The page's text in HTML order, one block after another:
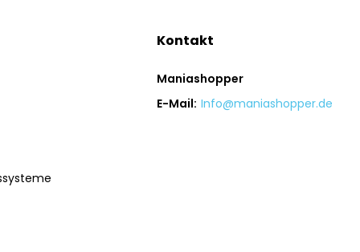
Kontakt
Maniashopper
E-Mail: Info@maniashopper.de